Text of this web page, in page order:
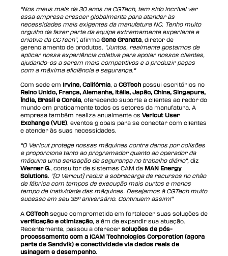
"Nos meus mais de 30 anos na CGTech, tem sido incrível ver
essa empresa crescer globalmente para atender às
necessidades mais exigentes da manufatura NC. Tenho muito
orgulho de fazer parte da equipe extremamente experiente e
criativa da CGTech", afirmaGene Granata, diretor de
gerenciamento de produtos. "Juntos, realmente gostamos de
aplicar nossa experiência coletiva para apoiar nossos clientes,
ajudando-os a serem mais competitivos e a produzir peças
com a máxima eficiência e segurança."
Com sede em Irvine, Califórnia, aCGTech possui escritórios no
Reino Unido, França, Alemanha, Itália, Japão, China, Singapura,
Índia, Brasil e Coreia, oferecendo suporte a clientes ao redor do
mundo em praticamente todos os setores da manufatura. A
empresa também realiza anualmente os Vericut User
Exchange (VUE), eventos globais para se conectar com clientes
e atender às suas necessidades.
"O Vericut protege nossas máquinas contra danos por colisões
e proporciona tanto ao programador quanto ao operador da
máquina uma sensação de segurança no trabalho diário", diz
Werner G., consultor de sistemas CAM da MAN Energy
Solutions. "[O Vericut] reduz a sobrecarga de recursos no chão
de fábrica com tempos de execução mais curtos e menos
tempo de inatividade das máquinas. Desejamos à CGTech muito
sucesso em seu 35º aniversário. Continuem assim!"
ACGTechsegue comprometida em fortalecer suas soluções de
verificação e otimização, além de expandir sua atuação.
Recentemente, passou a oferecersoluções de pós-
processamento com a ICAM Technologies Corporation (agora
parte da Sandvik) e conectividade via dados reais de
usinagem e desempenho.